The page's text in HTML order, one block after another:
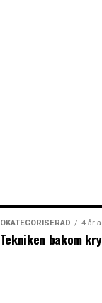
OKATEGORISERAD 4 år
Tekniken bakom